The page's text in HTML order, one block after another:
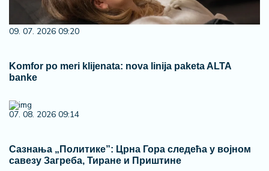
09. 07. 2026 09:20
Komfor po meri klijenata: nova linija paketa ALTA
banke
07. 08. 2026 09:14
Сазнања „Политике”: Црна Гора следећа у војном
савезу Загреба, Тиране и Приштине